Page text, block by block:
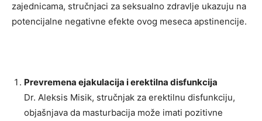
zajednicama, stručnjaci za seksualno zdravlje ukazuju na
potencijalne negativne efekte ovog meseca apstinencije.
Prevremena ejakulacija i erektilna disfunkcija
Dr. Aleksis Misik, stručnjak za erektilnu disfunkciju,
objašnjava da masturbacija može imati pozitivne